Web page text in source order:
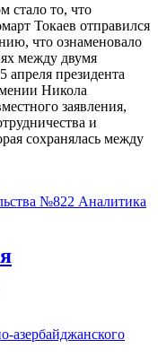
стало то, что
Токаев отправился
что ознаменовало
между двумя
апреля президента
Никола
заявления,
и
сохранялась между
Аналитика